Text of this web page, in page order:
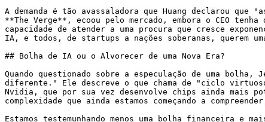
A demanda é tão avassaladora que Huang declarou
**The Verge**, ecoou pelo mercado, embora o CEO
capacidade de atender a uma procura que cresce
IA, e todos, de startups a nações soberanas, querem
## Bolha de IA ou o Alvorecer de uma Nova Era?
Quando questionado sobre a especulação de uma
diferente." Ele descreve o que chama de "ciclo
Nvidia, que por sua vez desenvolve chips ainda mais
complexidade que ainda estamos começando a
Estamos testemunhando menos uma bolha financeira